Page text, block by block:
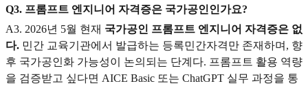
Q3. 프롬프트 엔지니어 자격증은 국가공인인가요?
A3. 2026년 5월 현재 국가공인 프롬프트 엔지니어 자격증은 없
다. 민간 교육기관에서 발급하는 등록민간자격만 존재하며, 향
후 국가공인화 가능성이 논의되는 단계다. 프롬프트 활용 역량
을 검증받고 싶다면 AICE Basic 또는 ChatGPT 실무 과정을 통